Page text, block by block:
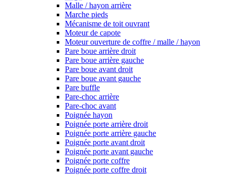
Malle / hayon arrière
Marche pieds
Mécanisme de toit ouvrant
Moteur de capote
Moteur ouverture de coffre / malle / hayon
Pare boue arrière droit
Pare boue arrière gauche
Pare boue avant droit
Pare boue avant gauche
Pare buffle
Pare-choc arrière
Pare-choc avant
Poignée hayon
Poignée porte arrière droit
Poignée porte arrière gauche
Poignée porte avant droit
Poignée porte avant gauche
Poignée porte coffre
Poignée porte coffre droit